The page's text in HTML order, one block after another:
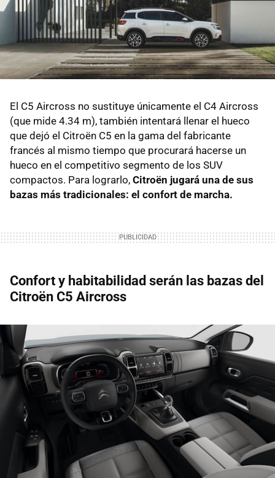
El C5 Aircross no sustituye únicamente el C4 Aircross
(que mide 4.34 m), también intentará llenar el hueco
que dejó el Citroën C5 en la gama del fabricante
francés al mismo tiempo que procurará hacerse un
hueco en el competitivo segmento de los SUV
compactos. Para lograrlo, Citroën jugará una de sus
bazas más tradicionales: el confort de marcha.
Confort y habitabilidad serán las bazas del
Citroën C5 Aircross